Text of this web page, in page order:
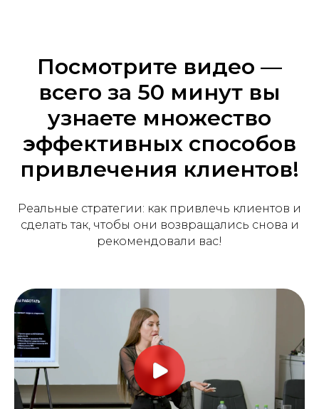
Посмотрите видео —
всего за 50 минут вы
узнаете множество
эффективных способов
привлечения клиентов!
Реальные стратегии: как привлечь клиентов и
сделать так, чтобы они возвращались снова и
рекомендовали вас!